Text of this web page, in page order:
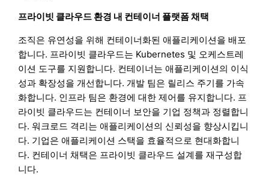
프라이빗 클라우드 환경 내 컨테이너 플랫폼 채택
조직은 유연성을 위해 컨테이너화된 애플리케이션을 배포
합니다. 프라이빗 클라우드는 Kubernetes 및 오케스트레
이션 도구를 지원합니다. 컨테이너는 애플리케이션의 이식
성과 확장성을 개선합니다. 개발 팀은 릴리스 주기를 가속
화합니다. 인프라 팀은 환경에 대한 제어를 유지합니다. 프
라이빗 클라우드는 컨테이너 보안을 기업 정책과 정렬합니
다. 워크로드 격리는 애플리케이션의 신뢰성을 향상시킵니
다. 기업은 애플리케이션 스택을 효율적으로 현대화합니
다. 컨테이너 채택은 프라이빗 클라우드 설계를 재구성합
니다.